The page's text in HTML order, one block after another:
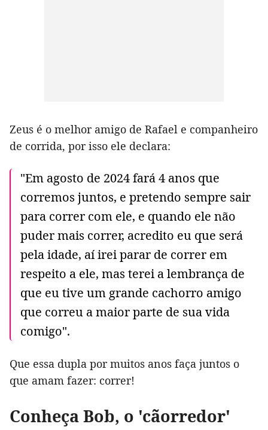
Zeus é o melhor amigo de Rafael e companheiro
de corrida, por isso ele declara:
"Em agosto de 2024 fará 4 anos que
corremos juntos, e pretendo sempre sair
para correr com ele, e quando ele não
puder mais correr, acredito eu que será
pela idade, aí irei parar de correr em
respeito a ele, mas terei a lembrança de
que eu tive um grande cachorro amigo
que correu a maior parte de sua vida
comigo".
Que essa dupla por muitos anos faça juntos o
que amam fazer: correr!
Conheça Bob, o 'cãorredor'